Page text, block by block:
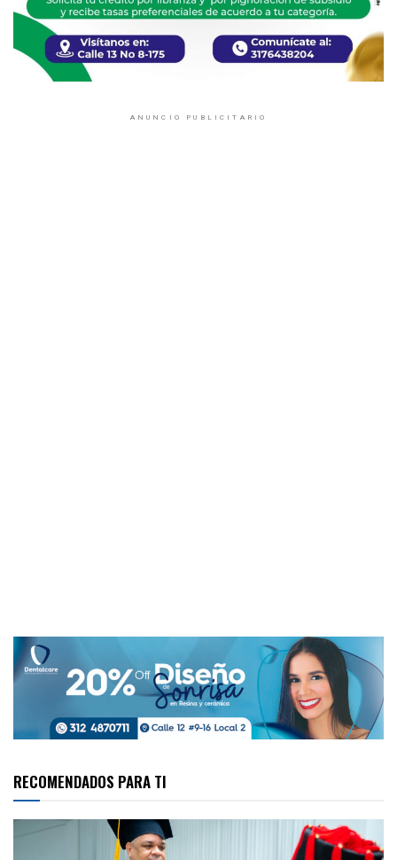
ANUNCIO PUBLICITARIO
RECOMENDADOS PARA TI